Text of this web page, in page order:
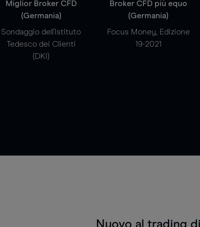
Miglior Broker CFD
(Germania)
Sondaggio dell'Istituto
Tedesco dei Clienti
(DKI)
Broker CFD più equo
(Germania)
Focus Money, Edizione
19-2021
Nuovo al trading